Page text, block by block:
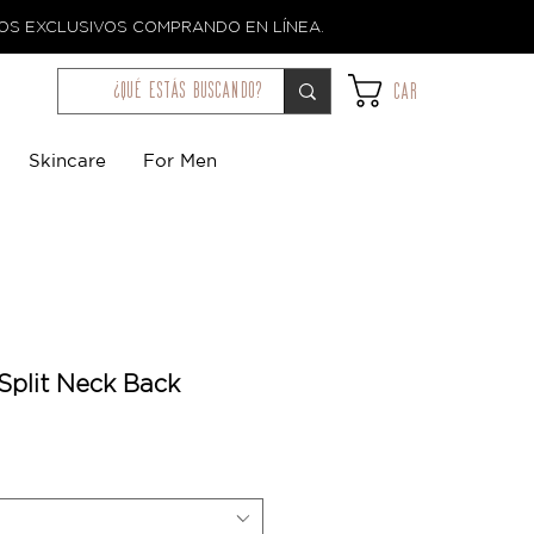
EXCLUSIVOS COMPRANDO EN LÍNEA.
¿qué estás buscando? Car
Skincare For Men
Neck Back